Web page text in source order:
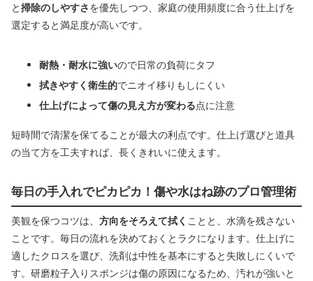
と掃除のしやすさを優先しつつ、家庭の使用頻度に合う仕上げを
選定すると満足度が高いです。
耐熱・耐水に強いので日常の負荷にタフ
拭きやすく衛生的でニオイ移りもしにくい
仕上げによって傷の見え方が変わる点に注意
短時間で清潔を保てることが最大の利点です。仕上げ選びと道具
の当て方を工夫すれば、長くきれいに使えます。
毎日の手入れでピカピカ！傷や水はね跡のプロ管理術
美観を保つコツは、 方向をそろえて拭く ことと、水滴を残さない
ことです。毎日の流れを決めておくとラクになります。仕上げに
適したクロスを選び、洗剤は中性を基本にすると失敗しにくいで
す。研磨粒子入りスポンジは傷の原因になるため、汚れが強いと